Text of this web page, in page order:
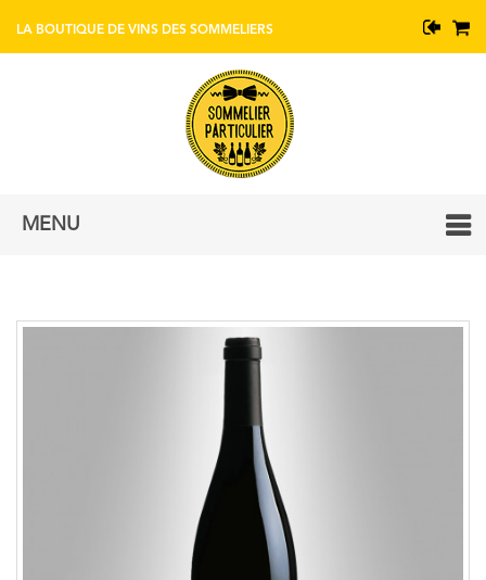
BOUTIQUE DE VINS AVEC CONSEIL DE SOMMELIERS
MENU